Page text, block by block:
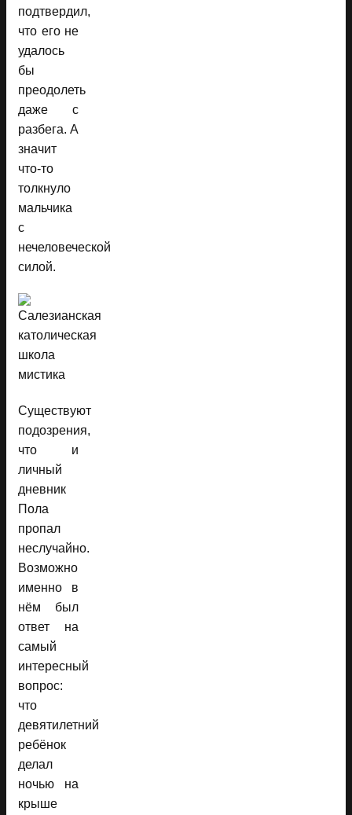
подтвердил,
что его не
удалось
бы
преодолеть
даже с
разбега. А
значит
что-то
толкнуло
мальчика
с
нечеловеческой
силой.
Существуют
подозрения,
что и
личный
дневник
Пола
пропал
неслучайно.
Возможно
именно в
нём был
ответ на
самый
интересный
вопрос:
что
девятилетний
ребёнок
делал
ночью на
крыше